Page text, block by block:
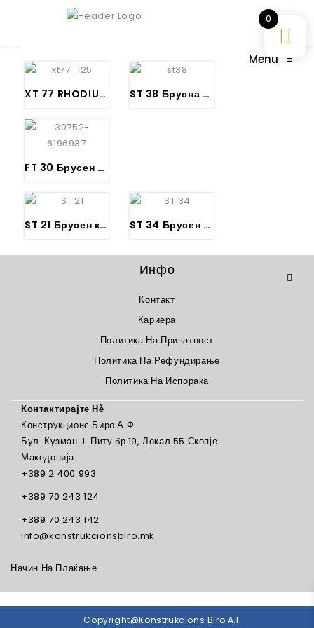
Menu ≡
XT 77 RHODIUS – Камен за сечење Метал ST 38 Брусна плоча за сечење INOX, METAL – RHODIUS
FT 30 Брусен камен за сечење Метал -RHODIUS
ST 21 Брусен камен за сечење матал – RHODIUS ST 34 Брусен камен за сечење матал – RHODIUS
Инфо
Контакт
Кариера
Политика На Приватност
Политика На Рефундирање
Политика На Испорака
Контактирајте Нѐ
Конструкционс Биро А.Ф.
Бул. Кузман J. Питу бр.19, Локал 55 Скопје
Македонија
+389 2 400 993
+389 70 243 124
+389 70 243 142
info@konstrukcionsbiro.mk
Начин На Плаќање
Copyright@Konstrukcions Biro A.F
0